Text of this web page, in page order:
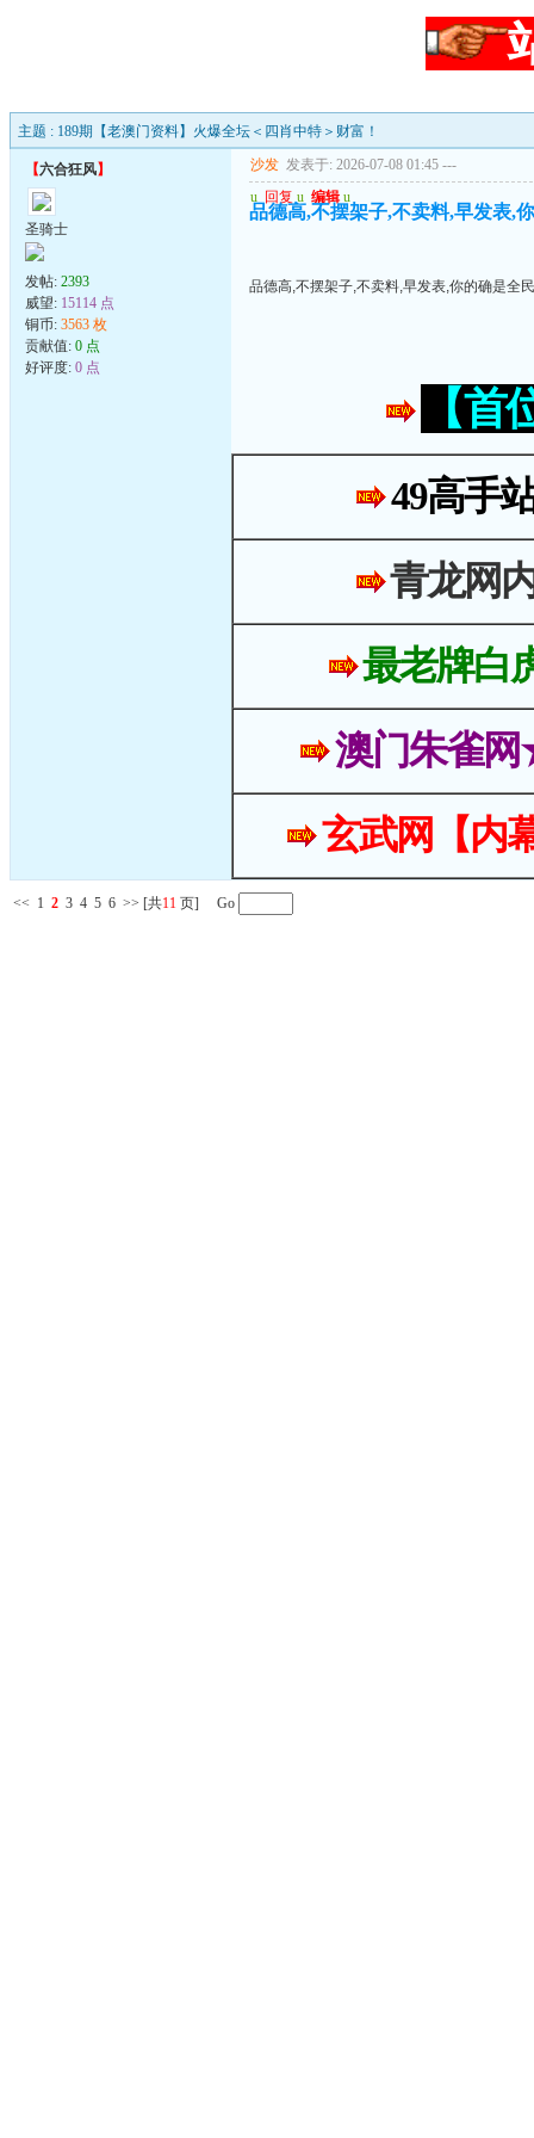
主题 : 189期【老澳门资料】火爆全坛＜四肖中特＞财富！
【六合狂风】
圣骑士
发帖: 2393
威望: 15114 点
铜币: 3563 枚
贡献值: 0 点
好评度: 0 点
沙发 发表于: 2026-07-08 01:45 ---
u 回复 u 编辑 u
品德高,不摆架子,不卖料,早发表,
品德高,不摆架子,不卖料,早发表,你的确是全
【
49高手
青龙网
最老牌白
澳门朱雀
玄武网【内
<< 1 2 3 4 5 6 >> [共11 页] Go